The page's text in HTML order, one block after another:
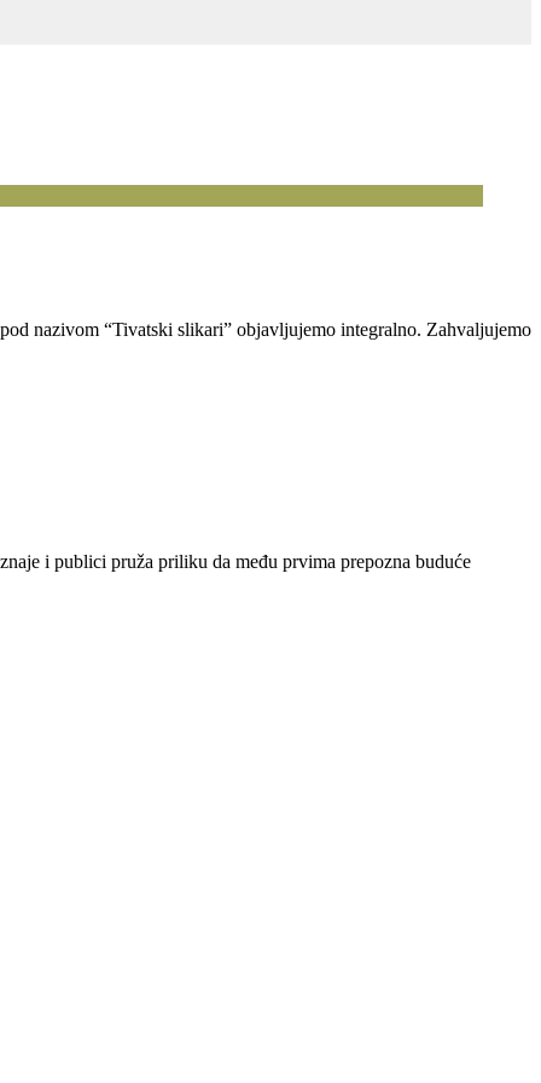
nazivom “Tivatski slikari” objavljujemo integralno. Zahvaljujemo
i publici pruža priliku da među prvima prepozna buduće